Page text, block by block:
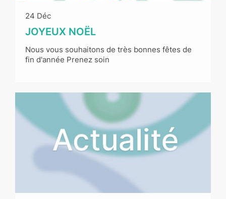
24 Déc
JOYEUX NOËL
Nous vous souhaitons de très bonnes fêtes de
fin d'année Prenez soin